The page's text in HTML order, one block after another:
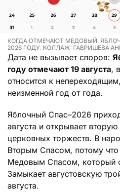
КОГДА ОТМЕЧАЮТ МЕДОВЫЙ,
2026 ГОДУ. КОЛЛАЖ: ГАВРИШЕВА
Дата не вызывает споров:
году отмечают 19 августа,
относится к
неизменной год от года.
Яблочный Спас–2026
августа и открывает вторую
церковных торжеств. В
Вторым Спасом, потому что
Медовым Спасом, который
Замыкает августовскую
августа.